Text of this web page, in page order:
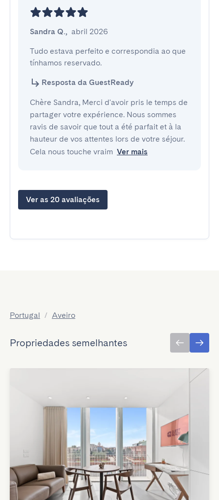
Sandra Q., abril 2026
Tudo estava perfeito e correspondia ao que
tínhamos reservado.
Resposta da GuestReady
Chère Sandra, Merci d'avoir pris le temps de
partager votre expérience. Nous sommes
ravis de savoir que tout a été parfait et à la
hauteur de vos attentes lors de votre séjour.
Cela nous touche vraim Ver mais
Ver as 20 avaliações
Portugal / Aveiro
Propriedades semelhantes